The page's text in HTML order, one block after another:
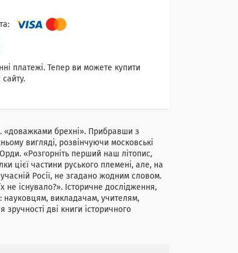
платежі. Тепер ви можете купити
«доважками брехні». Прибравши з
вигляді, розвінчуючи московські
«Розгорніть перший наш літопис,
цієї частини руського племені, але, на
Росії, не згадано жодним словом.
не існувало?». Історичне дослідження,
науковцям, викладачам, учителям,
дві книги історичного